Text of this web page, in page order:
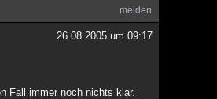
melden
26.08.2005 um 09:17
Fall immer noch nichts klar.